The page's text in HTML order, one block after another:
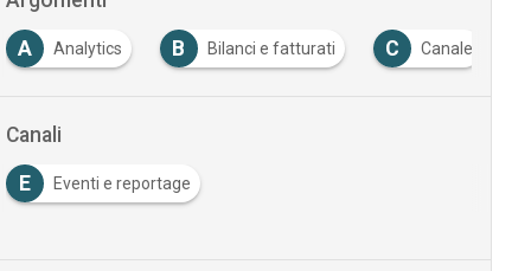
A Analytics B Bilanci e fatturati C Canale
Canali
E Eventi e reportage